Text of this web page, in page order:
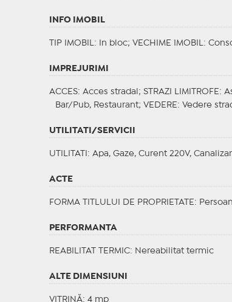
INFO IMOBIL
TIP IMOBIL : In bloc; VECHIME IMOBIL :
IMPREJURIMI
ACCES: Acces stradal; STRAZI LIMITROFE :
Bar/Pub, Restaurant; VEDERE : Vedere
UTILITATI/SERVICII
UTILITATI : Apa, Gaze, Curent 220V,
ACTE
FORMA TITLULUI DE PROPRIETATE :
PERFORMANTA
REABILITAT TERMIC: Nereabilitat termic
ALTE DIMENSIUNI
VITRINĂ: 4 mp